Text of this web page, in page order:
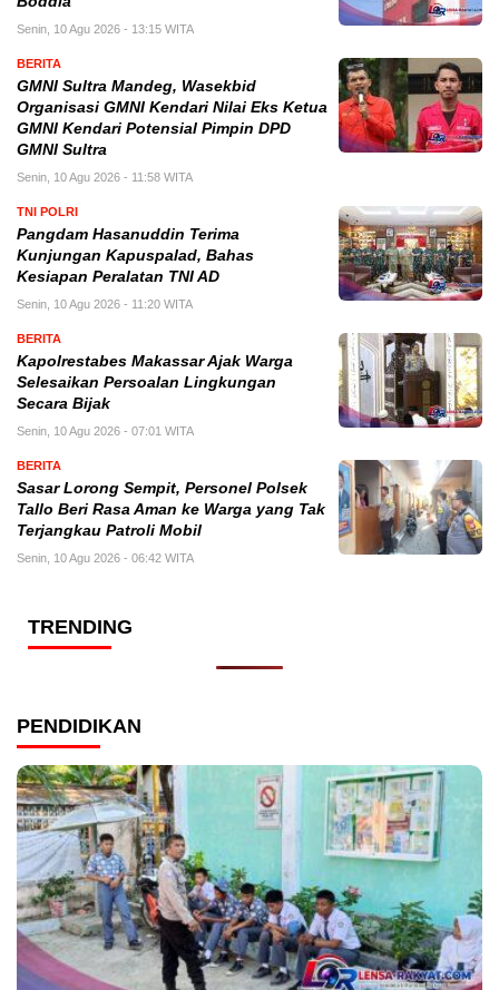
Senin, 10 Agu 2026 - 13:15 WITA
BERITA
GMNI Sultra Mandeg, Wasekbid
Organisasi GMNI Kendari Nilai Eks Ketua
GMNI Kendari Potensial Pimpin DPD
GMNI Sultra
Senin, 10 Agu 2026 - 11:58 WITA
TNI POLRI
Pangdam Hasanuddin Terima
Kunjungan Kapuspalad, Bahas
Kesiapan Peralatan TNI AD
Senin, 10 Agu 2026 - 11:20 WITA
BERITA
Kapolrestabes Makassar Ajak Warga
Selesaikan Persoalan Lingkungan
Secara Bijak
Senin, 10 Agu 2026 - 07:01 WITA
BERITA
Sasar Lorong Sempit, Personel Polsek
Tallo Beri Rasa Aman ke Warga yang Tak
Terjangkau Patroli Mobil
Senin, 10 Agu 2026 - 06:42 WITA
TRENDING
PENDIDIKAN